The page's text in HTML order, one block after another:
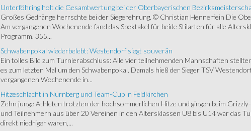
Unterföhring holt die Gesamtwertung bei der Oberbayerischen
Großes Gedränge herrschte bei der Siegerehrung. © Christian Hennerfein Die
Am vergangenen Wochenende fand das Spektakel für beide Stilarten für alle
Programm. 355...
Schwabenpokal wiederbelebt: Westendorf siegt souverän
Ein tolles Bild zum Turnierabschluss: Alle vier teilnehmenden Mannschaften
es zum letzten Mal um den Schwabenpokal. Damals hieß der Sieger TSV
vergangenen Wochenende in...
Hitzeschlacht in Nürnberg und Team-Cup in Feldkirchen
Zehn junge Athleten trotzten der hochsommerlichen Hitze und gingen beim
und Teilnehmern aus über 20 Vereinen in den Altersklassen U8 bis U14 war das
direkt niedriger waren,...